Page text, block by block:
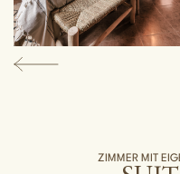
ZIMMER MIT